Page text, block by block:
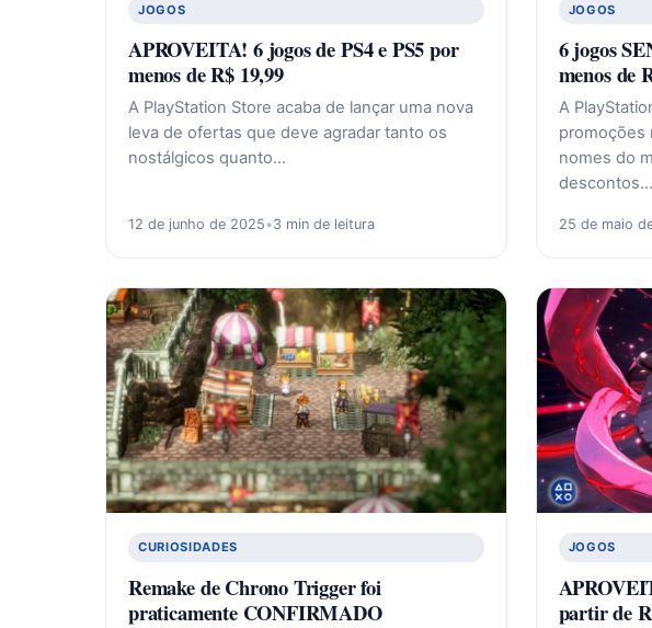
JOGOS
APROVEITA! 6 jogos de PS4 e PS5 por
menos de R$ 19,99
A PlayStation Store acaba de lançar uma nova
leva de ofertas que deve agradar tanto os
nostálgicos quanto…
12 de junho de 2025•3 min de leitura
JOGOS
6 jogos
menos de
A
promoções
nomes do
descontos…
25 de maio
CURIOSIDADES
Remake de Chrono Trigger foi
praticamente CONFIRMADO
JOGOS
partir de